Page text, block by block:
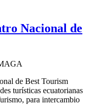
Nacional de
de Best Tourism
turísticas ecuatorianas
para intercambio